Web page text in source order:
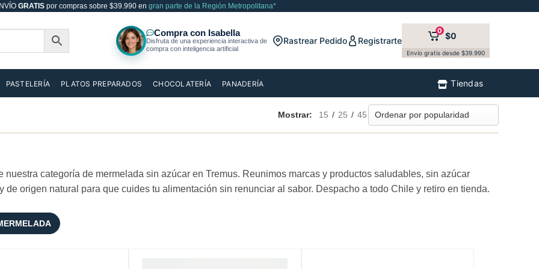
GRATISpor compras sobre $39.990 en gran parte de la Región Metropolitana*
Rastrear Pedido Registrarte
0 $0
Envío gratis desde $39.990
PASTELERÍA PLATOS PREPARADOS CHOCOLATERÍA PANADERÍA Tiendas
Mostrar: 15 / 25 / 45
nuestra categoría de mermelada sin azúcar en Tremus. Reunimos marcas y productos saludables, sin azúcar
de origen natural para que cuides tu alimentación sin renunciar al sabor. Despacho a todo Chile y retiro en tienda.